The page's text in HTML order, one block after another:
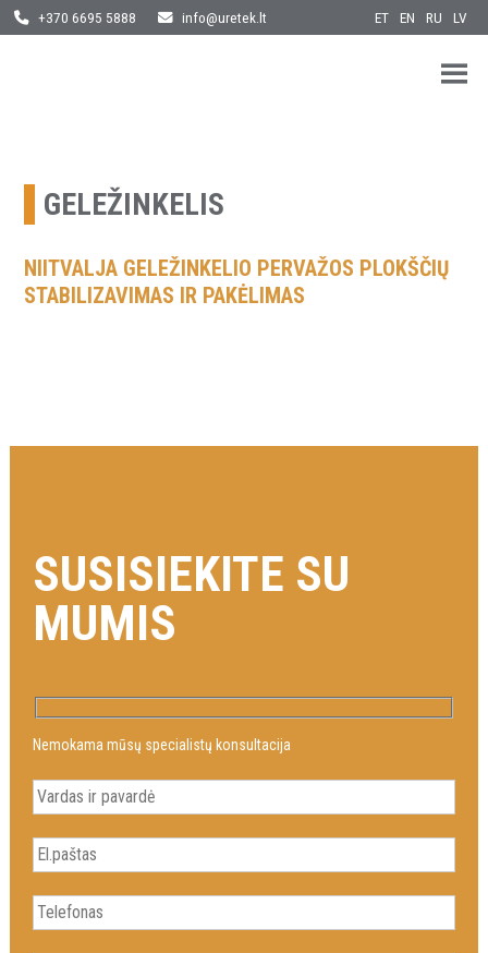
content
+370 6695 5888 info@uretek.lt ET EN RU LV
GELEŽINKELIS
NIITVALJA GELEŽINKELIO PERVAŽOS PLOKŠČIŲ
STABILIZAVIMAS IR PAKĖLIMAS
SUSISIEKITE SU
MUMIS
Nemokama mūsų specialistų konsultacija